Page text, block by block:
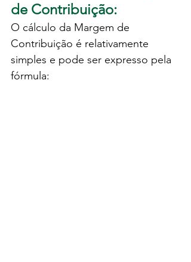
de Contribuição:
O cálculo da Margem de
Contribuição é relativamente
simples e pode ser expresso pela
fórmula: